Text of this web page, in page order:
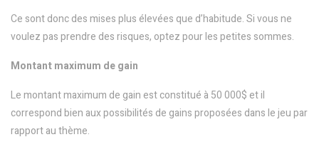
Ce sont donc des mises plus élevées que d’habitude. Si vous ne
voulez pas prendre des risques, optez pour les petites sommes.
Montant maximum de gain
Le montant maximum de gain est constitué à 50 000$ et il
correspond bien aux possibilités de gains proposées dans le jeu par
rapport au thème.